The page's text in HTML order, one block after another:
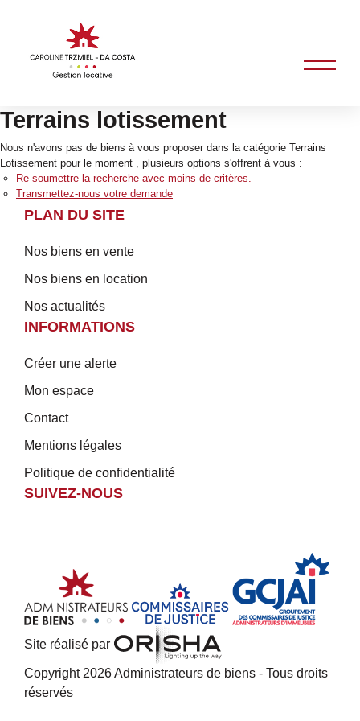
Terrains lotissement
Nous n'avons pas de biens à vous proposer dans la catégorie Terrains
Lotissement pour le moment , plusieurs options s'offrent à vous :
Re-soumettre la recherche avec moins de critères.
Transmettez-nous votre demande
PLAN DU SITE
Nos biens en vente
Nos biens en location
Nos actualités
INFORMATIONS
Créer une alerte
Mon espace
Contact
Mentions légales
Politique de confidentialité
SUIVEZ-NOUS
Site réalisé par
Copyright 2026 Administrateurs de biens - Tous droits
réservés